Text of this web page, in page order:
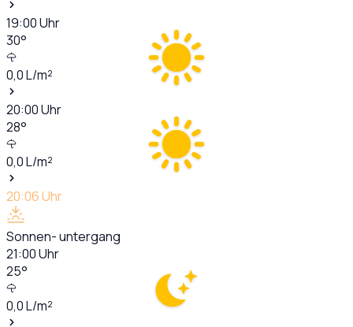
19:00Uhr
30°
0,0L/m²
20:00Uhr
28°
0,0L/m²
20:06Uhr
Sonnen- untergang
21:00Uhr
25°
0,0L/m²